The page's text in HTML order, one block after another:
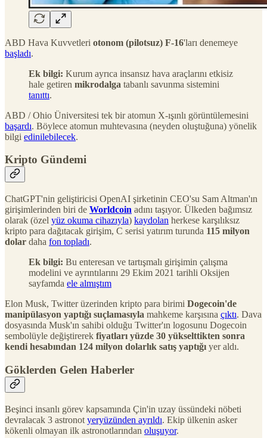
ABD Hava Kuvvetleri otonom (pilotsuz) F-16'ları denemeye
başladı.
Ek bilgi: Kurum ayrıca insansız hava araçlarını etkisiz
hale getiren mikrodalga tabanlı savunma sistemini
tanıttı.
ABD / Ohio Üniversitesi tek bir atomun X-ışınlı görüntülemesini
başardı. Böylece atomun muhtevasına (neyden oluştuğuna) yönelik
bilgi edinilebilecek.
Kripto Gündemi
ChatGPT'nin geliştiricisi OpenAI şirketinin CEO'su Sam Altman'ın
girişimlerinden biri de Worldcoin adını taşıyor. Ülkeden bağımsız
olarak (özel yüz okuma cihazıyla) kaydolan herkese karşılıksız
kripto para dağıtacak girişim, C serisi yatırım turunda 115 milyon
dolar daha fon topladı.
Ek bilgi: Bu enteresan ve tartışmalı girişimin çalışma
modelini ve ayrıntılarını 29 Ekim 2021 tarihli Oksijen
sayfamda ele almıştım
Elon Musk, Twitter üzerinden kripto para birimi Dogecoin'de
manipülasyon yaptığı suçlamasıyla mahkeme karşısına çıktı. Dava
dosyasında Musk'ın sahibi olduğu Twitter'ın logosunu Dogecoin
sembolüyle değiştirerek fiyatları yüzde 30 yükselttikten sonra
kendi hesabından 124 milyon dolarlık satış yaptığı yer aldı.
Göklerden Gelen Haberler
Beşinci insanlı görev kapsamında Çin'in uzay üssündeki nöbeti
devralacak 3 astronot yeryüzünden ayrıldı. Ekip ülkenin asker
kökenli olmayan ilk astronotlarından oluşuyor.